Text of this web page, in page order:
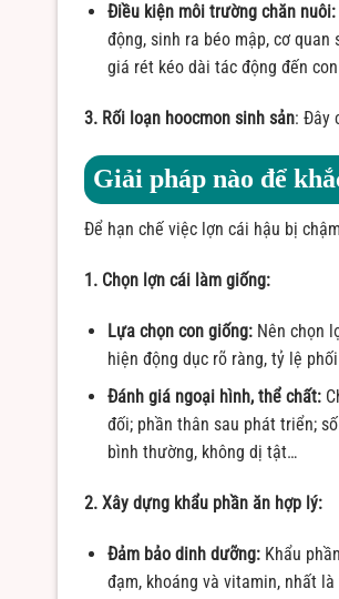
Điều kiện môi trường chăn nuôi:
động, sinh ra béo mập, cơ
giá rét kéo dài tác động đến
3. Rối loạn hoocmon sinh sản: Đây
Giải pháp nào để
Để hạn chế việc lợn cái hậu bị
1. Chọn lợn cái làm giống:
Lựa chọn con giống:Nên chọn
hiện động dục rõ ràng, tỷ lệ
Đánh giá ngoại hình, thể chất:
đối; phần thân sau phát triển;
bình thường, không dị tật…
2. Xây dựng khẩu phần ăn hợp lý:
Đảm bảo dinh dưỡng:Khẩu
đạm, khoáng và vitamin, nhất là